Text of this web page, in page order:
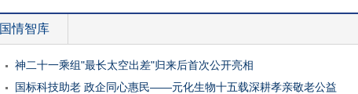
国情智库
神二十一乘组"最长太空出差"归来后首次公开亮相
国标科技助老 政企同心惠民——元化生物十五载深耕孝亲敬老公益